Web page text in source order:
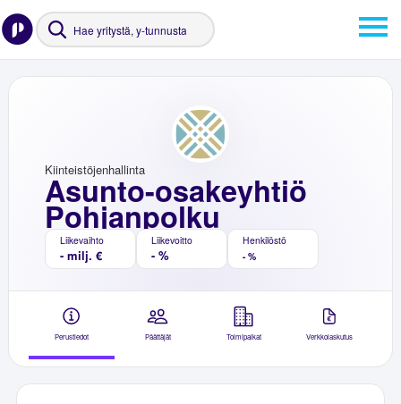
Asunto-osakeyhtiö
Pohjanpolku
Kiinteistöjenhallinta
Liikevaihto
- milj. €
Liikevoitto
- %
Henkilöstö
- %
Perustiedot Päättäjät Toimipaikat Verkkolaskutus